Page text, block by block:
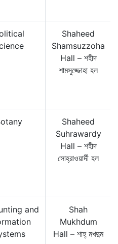
Shaheed
Shamsuzzoha
Hall – শহীদ
শামসুজ্জোহা হল
Shaheed
Suhrawardy
Hall – শহীদ
সোহ্‌রাওয়ার্দী হল
and
Shah
Mukhdum
Hall – শাহ্‌ মখদুম